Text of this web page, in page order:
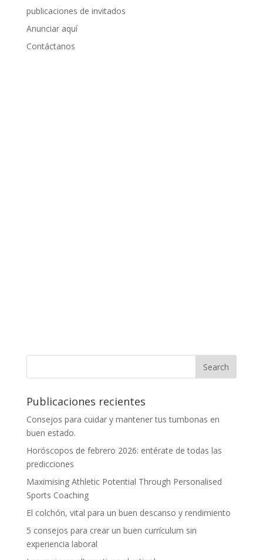
publicaciones de invitados
Anunciar aquí
Contáctanos
Publicaciones recientes
Consejos para cuidar y mantener tus tumbonas en
buen estado.
Horóscopos de febrero 2026: entérate de todas las
predicciones
Maximising Athletic Potential Through Personalised
Sports Coaching
El colchón, vital para un buen descanso y rendimiento
5 consejos para crear un buen currículum sin
experiencia laboral